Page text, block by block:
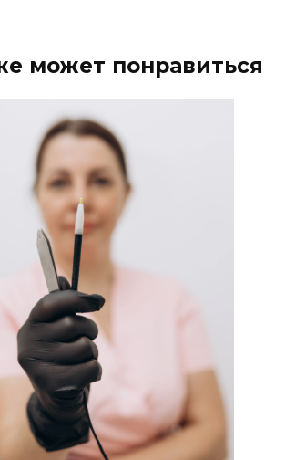
может понравиться